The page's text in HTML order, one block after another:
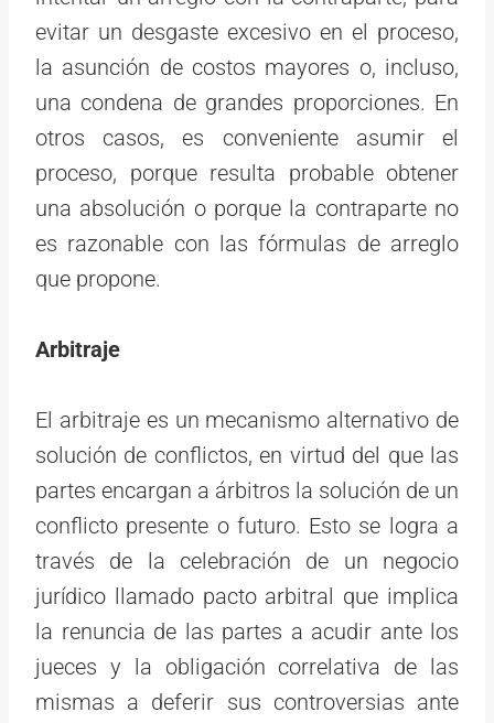
evitar un desgaste excesivo en el proceso,
la asunción de costos mayores o, incluso,
una condena de grandes proporciones. En
otros casos, es conveniente asumir el
proceso, porque resulta probable obtener
una absolución o porque la contraparte no
es razonable con las fórmulas de arreglo
que propone.
Arbitraje
El arbitraje es un mecanismo alternativo de
solución de conflictos, en virtud del que las
partes encargan a árbitros la solución de un
conflicto presente o futuro. Esto se logra a
través de la celebración de un negocio
jurídico llamado pacto arbitral que implica
la renuncia de las partes a acudir ante los
jueces y la obligación correlativa de las
mismas a deferir sus controversias ante